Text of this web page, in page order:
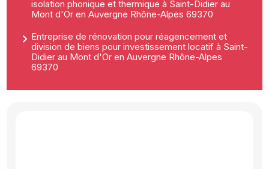
isolation phonique et thermique à Saint-Didier au
Mont d'Or en Auvergne Rhône-Alpes 69370
Entreprise de rénovation pour réagencement et
division de biens pour investissement locatif à Saint-
Didier au Mont d'Or en Auvergne Rhône-Alpes
69370